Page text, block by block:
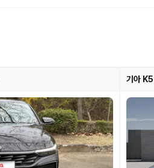
기아 K5